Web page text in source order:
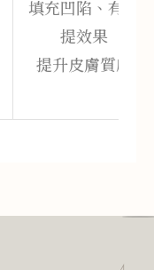
填充凹陷、有拉
提效果
提升皮膚質感